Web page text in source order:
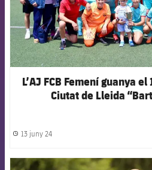
L’AJ FCB Femení guanya
Ciutat de Lleida
label.share.clock
13 juny 24